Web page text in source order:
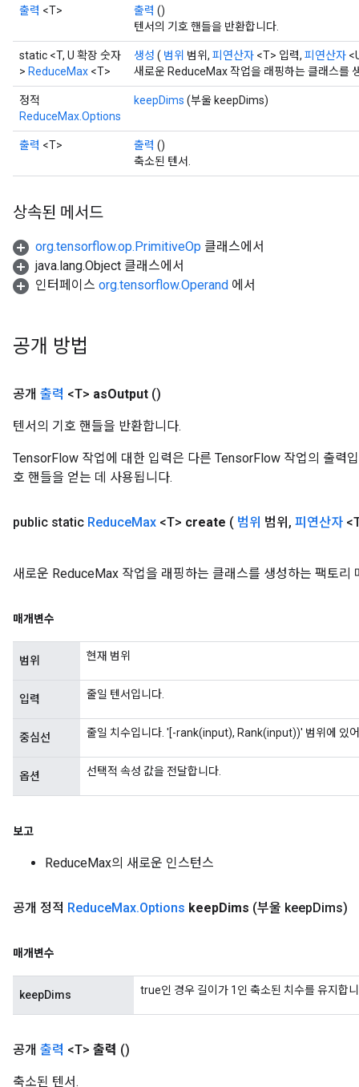
출력 <T> 출력 ()
텐서의 기호 핸들을 반환합니다.
static <T, U 확장 숫자
> ReduceMax <T>
생성 ( 범위 범위, 피연산자 <T> 입력, 피연산자
새로운 ReduceMax 작업을 래핑하는 클래스를
정적
ReduceMax.Options
keepDims (부울 keepDims)
출력 <T> 출력 ()
축소된 텐서.
상속된 메서드
org.tensorflow.op.PrimitiveOp 클래스에서
java.lang.Object 클래스에서
인터페이스 org.tensorflow.Operand 에서
공개 방법
공개 출력 <T> asOutput ()
텐서의 기호 핸들을 반환합니다.
TensorFlow 작업에 대한 입력은 다른 TensorFlow 작업의 출력
호 핸들을 얻는 데 사용됩니다.
public static ReduceMax <T> create ( 범위 범위 , 피연산자
새로운 ReduceMax 작업을 래핑하는 클래스를 생성하는 팩토리
매개변수
범위 현재 범위
입력 줄일 텐서입니다.
중심선 줄일 치수입니다. '[-rank(input), Rank(input))' 범위에 있
옵션 선택적 속성 값을 전달합니다.
보고
ReduceMax의 새로운 인스턴스
공개 정적 ReduceMax.Options keepDims (부울 keepDims)
매개변수
keepDims true인 경우 길이가 1인 축소된 치수를 유지합
공개 출력 <T> 출력 ()
축소된 텐서.